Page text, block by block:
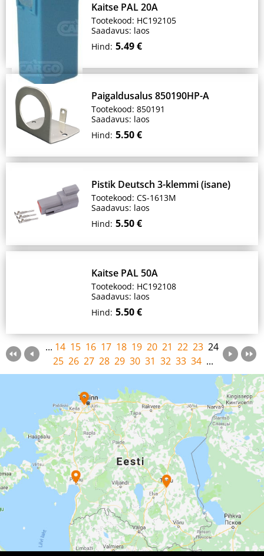
Kaitse PAL 20A
Tootekood: HC192105
Saadavus: laos
Hind: 5.49 €
Paigaldusalus 850190HP-A
Tootekood: 850191
Saadavus: laos
Hind: 5.50 €
Pistik Deutsch 3-klemmi (isane)
Tootekood: CS-1613M
Saadavus: laos
Hind: 5.50 €
Kaitse PAL 50A
Tootekood: HC192108
Saadavus: laos
Hind: 5.50 €
... 14 15 16 17 18 19 20 21 22 23 24
25 26 27 28 29 30 31 32 33 34 ...